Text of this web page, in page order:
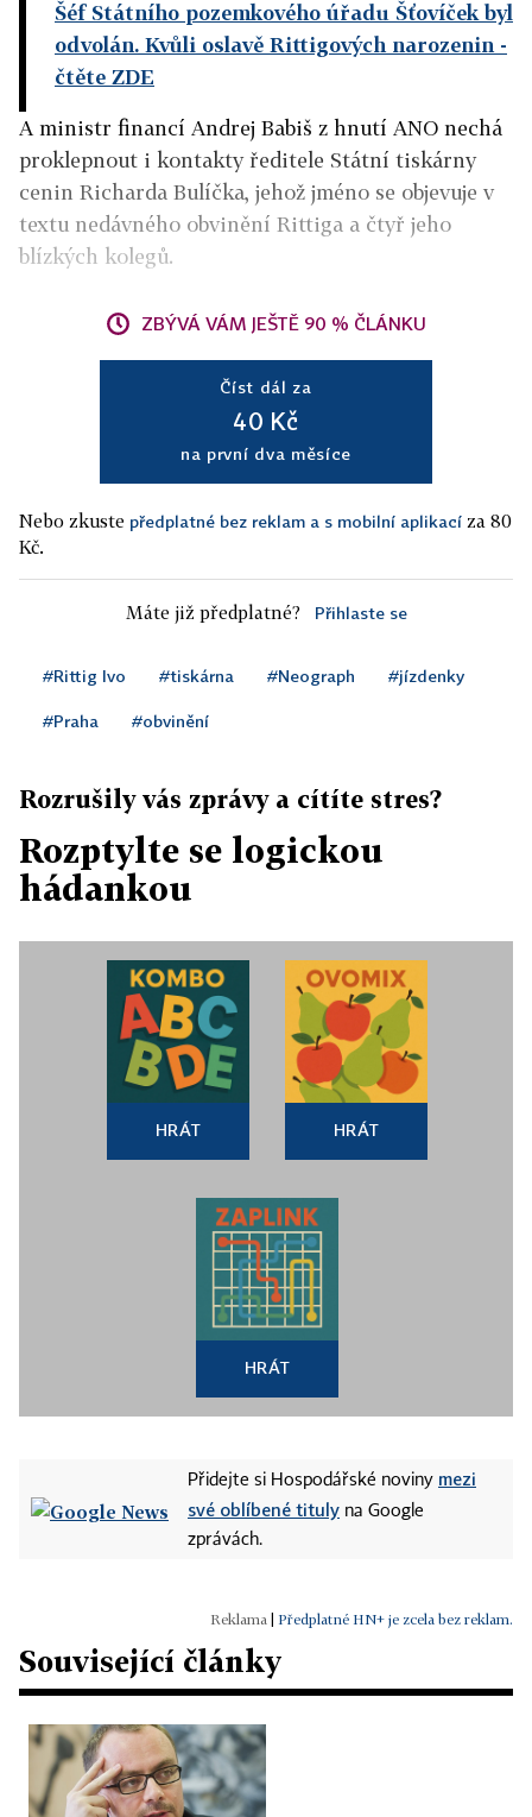
Šéf Státního pozemkového úřadu Šťovíček byl
odvolán. Kvůli oslavě Rittigových narozenin -
čtěte ZDE
A ministr financí Andrej Babiš z hnutí ANO nechá
proklepnout i kontakty ředitele Státní tiskárny
cenin Richarda Bulíčka, jehož jméno se objevuje v
textu nedávného obvinění Rittiga a čtyř jeho
blízkých kolegů.
ZBÝVÁ VÁM JEŠTĚ 90 % ČLÁNKU
Číst dál za
40 Kč
na první dva měsíce
Nebo zkuste předplatné bez reklam a s mobilní aplikací za 80
Kč.
Máte již předplatné? Přihlaste se
#Rittig Ivo #tiskárna #Neograph #jízdenky
#Praha #obvinění
Rozrušily vás zprávy a cítíte stres?
Rozptylte se logickou
hádankou
HRÁT HRÁT
HRÁT
Přidejte si Hospodářské noviny mezi
své oblíbené tituly na Google
zprávách.
Předplatné HN+ je zcela bez reklam.
Související články